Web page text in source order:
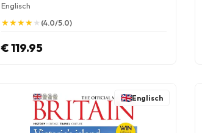
Englisch
★
★★
★★
★★
★★
★ (4.0/5.0)
€ 119.95
Englisch